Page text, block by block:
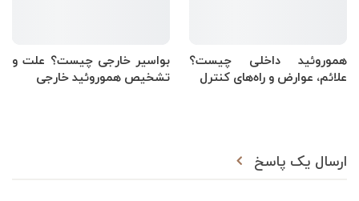
هموروئید داخلی چیست؟
علائم، عوارض و راه‌های کنترل
بواسیر خارجی چیست؟ علت و
تشخیص هموروئید خارجی
ارسال یک پاسخ